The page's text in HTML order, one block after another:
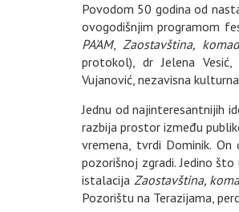
Povodom 50 godina od
ovogodišnjim programom
PA'AM, Zaostavština,
protokol), dr Jelena
Vujanović, nezavisna
Jednu od najinteresantnijih
razbija prostor između
vremena, tvrdi Dominik.
pozorišnoj zgradi. Jedino
istalacija Zaostavština,
Pozorištu na Terazijama,